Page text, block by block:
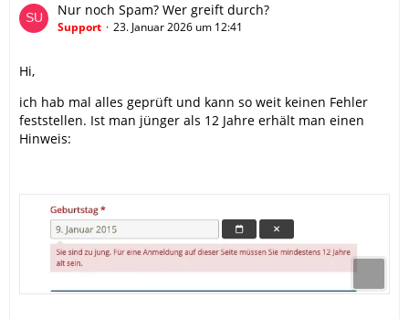
Nur noch Spam? Wer greift durch?
Support 23. Januar 2026 um 12:41
Hi,
ich hab mal alles geprüft und kann so weit keinen Fehler
feststellen. Ist man jünger als 12 Jahre erhält man einen
Hinweis: